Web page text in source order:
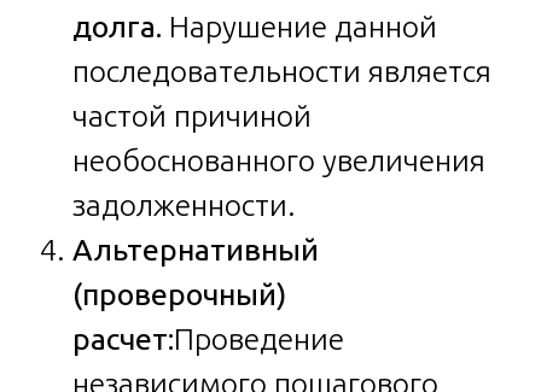
долга. Нарушение данной
последовательности является
частой причиной
необоснованного увеличения
задолженности.
Альтернативный
(проверочный)
расчет:Проведение
независимого пошагового